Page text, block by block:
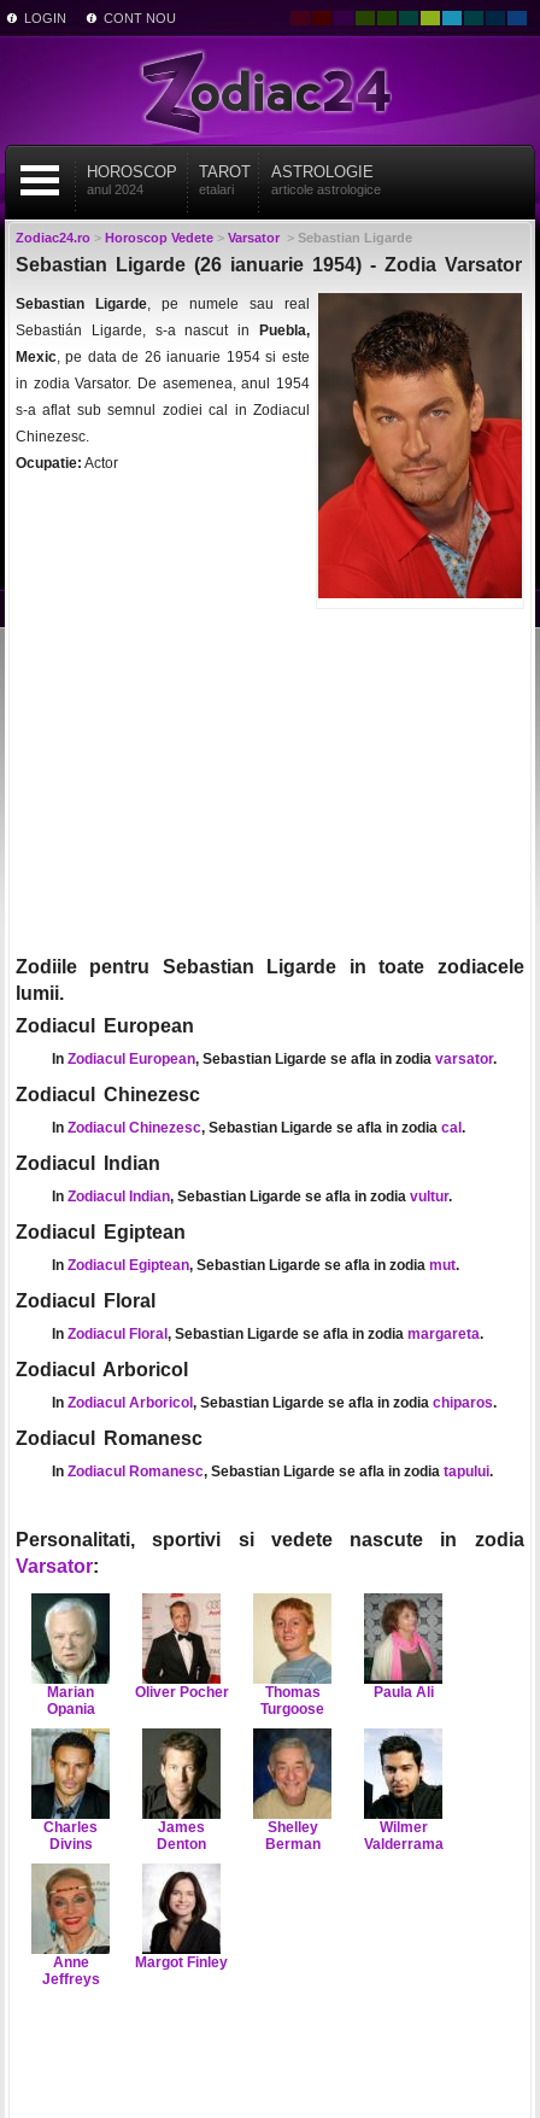
LOGIN CONT NOU
HOROSCOP
anul 2024
TAROT
etalari
ASTROLOGIE
articole astrologice
Zodiac24.ro> Horoscop Vedete> Varsator> Sebastian Ligarde
Sebastian Ligarde (26 ianuarie 1954) - Zodia Varsator
Sebastian Ligarde, pe numele sau real
Sebastián Ligarde, s-a nascut in
Puebla,
Mexic, pe data de 26 ianuarie 1954 si este
in zodia Varsator. De asemenea, anul 1954
s-a aflat sub semnul zodiei cal in Zodiacul
Chinezesc.
Ocupatie: Actor
Zodiile pentru Sebastian Ligarde in toate zodiacele
lumii.
Zodiacul European
In Zodiacul European, Sebastian Ligarde se afla in zodia varsator.
Zodiacul Chinezesc
In Zodiacul Chinezesc, Sebastian Ligarde se afla in zodia cal .
Zodiacul Indian
In Zodiacul Indian, Sebastian Ligarde se afla in zodia vultur.
Zodiacul Egiptean
In Zodiacul Egiptean, Sebastian Ligarde se afla in zodia mut.
Zodiacul Floral
In Zodiacul Floral , Sebastian Ligarde se afla in zodia margareta.
Zodiacul Arboricol
In Zodiacul Arboricol , Sebastian Ligarde se afla in zodia chiparos.
Zodiacul Romanesc
In Zodiacul Romanesc, Sebastian Ligarde se afla in zodia tapului.
Personalitati, sportivi si vedete nascute in zodia
Varsator:
Marian
Opania
Oliver Pocher
Thomas
Turgoose
Paula Ali
Charles
Divins
James
Denton
Shelley
Berman
Wilmer
Valderrama
Anne
Jeffreys
Margot Finley